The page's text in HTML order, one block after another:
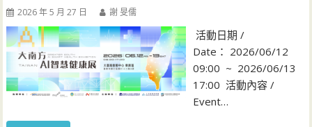
2026 年 5 月 27 日 謝 旻儒
活動日期 /
Date： 2026/06/12
09:00 ~ 2026/06/13
17:00 活動內容 /
Event…